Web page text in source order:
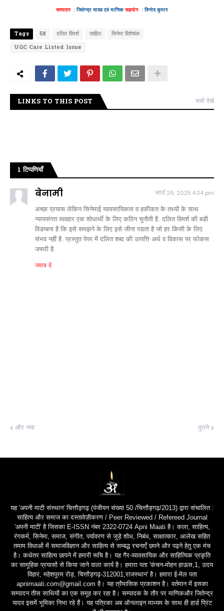
सम्पादन : जितेन्द्र यादव एवंमाणिक सहयोग : विनोद कुमार
Tags 58 दलित विमर्श साहिल
सिनेमा विशेषांक
UGC Care Listed Issue
LINKS TO THIS POST सभी देखें
1 टिप्पणियाँ
बेनामी मार्च 26, 2025 4:34 pm
अच्छा प्रयास लेकिन सिनेमाई व्यावसायिकता व हकीकत के तथ्यों के साथ
न्यायसंगत व्यवहार एक शोधार्थी के लिए कठिन चुनौती है. दलित विमर्श की बडी
विडम्बना है कि इसे समझने के लिए इसे जीना पडता है जो हर किसी के लिए
संभव नहीं है. प्रस्तुत पेपर में दलित शब्द की उत्पत्ति अर्थ व विकास पर फोकस
जरूरी है.
जवाब दें
और नया पुराने
यह 'अपनी माटी संस्थान' चित्तौड़गढ़ (पंजीयन संख्या 50 /चित्तौड़गढ़/2013) द्वारा संचालित :
साहित्य और समाज का दस्तावेज़ीकरण / Peer Reviewed / Refereed Journal
'अपनी माटी' है जिसका E-ISSN नंबर 2322-0724 Apni Maati है। कला, साहित्य,
रंगकर्म, सिनेमा, समाज, संगीत, पर्यावरण से जुड़े शोध, निबंध, साक्षात्कार, आलेख सहित
तमाम विधाओं में समाजविज्ञान और साहित्य से सम्बद्ध रचनाएँ छपने और पढ़ने हेतु एक मंच
है। कथेतर साहित्य छापने में हमारी रूचि है। यह गैर-व्यावसायिक और साहित्यिक प्रकृति
का सामूहिक प्रयासों से किया जाने वाला कार्य है। हमारा पता 'कंचन-मोहन हाऊस,1, उदय
विहार, महेशपुरम रोड़, चित्तौड़गढ़-312001,राजस्थान' है। हमारा ई-मेल पता
apnimaati.com@gmail.com है। यह त्रैमासिक प्रकाशन है। वर्तमान में इसका
सम्पादन तीस साथियों का एक समूह कर रहा है। सम्पादक के तौर पर माणिकऔर जितेन्द्र
यादव इसमें भूमिका निभा रहे हैं। यह पत्रिका अब ऑनलाइन माध्यम के साथ ही हार्ड प्रिंट